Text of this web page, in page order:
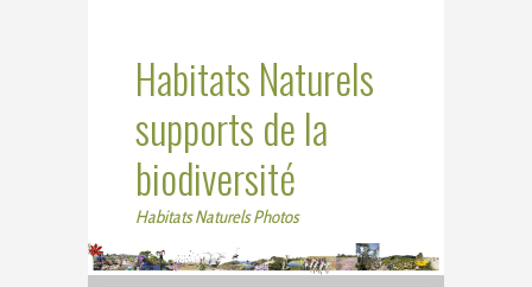
Habitats Naturels
supports de la
biodiversité
Habitats Naturels Photos